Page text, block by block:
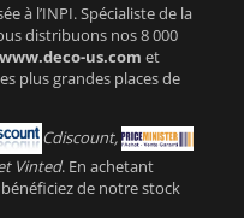
à l’INPI. Spécialiste de la
distribuons nos 8 000
www.deco-us.com et
plus grandes places de
Cdiscount,
Vinted. En achetant
de notre stock